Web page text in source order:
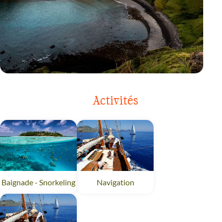
Activités
Baignade - Snorkeling Navigation